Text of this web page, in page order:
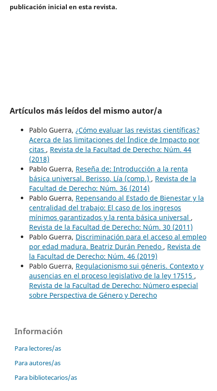
publicación inicial en esta revista.
Artículos más leídos del mismo autor/a
Pablo Guerra, ¿Cómo evaluar las revistas científicas?
Acerca de las limitaciones del Índice de Impacto por
citas , Revista de la Facultad de Derecho: Núm. 44
(2018)
Pablo Guerra, Reseña de: Introducción a la renta
básica universal. Berisso, Lía (comp.) , Revista de la
Facultad de Derecho: Núm. 36 (2014)
Pablo Guerra, Repensando al Estado de Bienestar y la
centralidad del trabajo: El caso de los ingresos
mínimos garantizados y la renta básica universal ,
Revista de la Facultad de Derecho: Núm. 30 (2011)
Pablo Guerra, Discriminación para el acceso al empleo
por edad madura. Beatriz Durán Penedo , Revista de
la Facultad de Derecho: Núm. 46 (2019)
Pablo Guerra, Regulacionismo sui géneris. Contexto y
ausencias en el proceso legislativo de la ley 17515 ,
Revista de la Facultad de Derecho: Número especial
sobre Perspectiva de Género y Derecho
Información
Para lectores/as
Para autores/as
Para bibliotecarios/as